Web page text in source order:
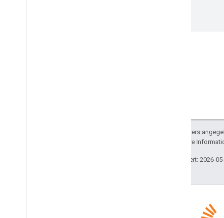
Sofern nicht anders
lizenziert. Weitere
Zuletzt aktualisiert: 2026-